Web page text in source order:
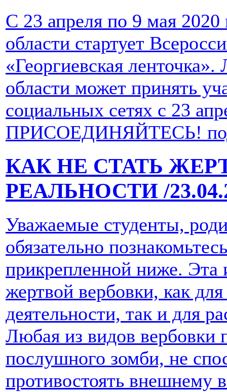
С 23 апреля по 9 мая 2020
области стартует
«Георгиевская
области может принять
социальных сетях с 23
ПРИСОЕДИНЯЙТЕСЬ!
КАК НЕ СТАТЬ
РЕАЛЬНОСТИ /
Уважаемые студенты,
обязательно
прикрепленной ниже. Эта
жертвой вербовки, как
деятельности, так и для
Любая из видов вербовки
послушного зомби, не
противостоять внешнему